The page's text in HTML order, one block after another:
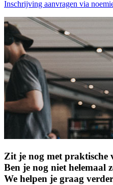
Inschrijving aanvragen via
Zit je nog met prak­tische
Ben je nog niet helemaal
We helpen je graag